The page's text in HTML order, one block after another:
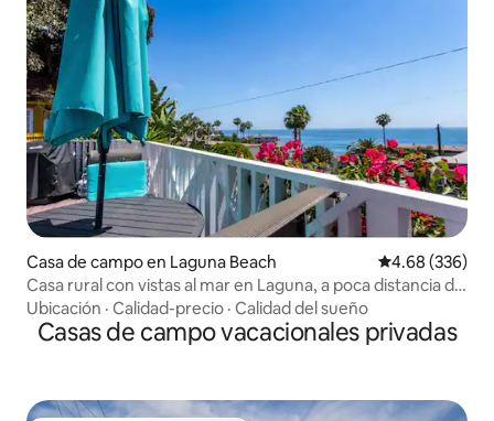
Casa de campo en Laguna Beach Calificación
4.68 (336)
Casa rural con vistas al mar en Laguna, a poca distancia de
la playa y del pueblo
Ubicación · Calidad-precio · Calidad del sueño
Casas de campo vacacionales privadas